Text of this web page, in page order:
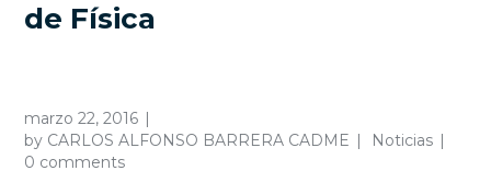
de Física
marzo 22, 2016
by CARLOS ALFONSO BARRERA CADME
Noticias
0 comments